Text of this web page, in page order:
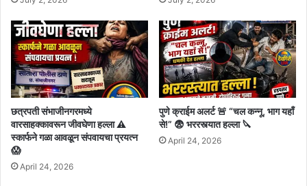
छत्रपती संभाजीनगरमध्ये
वारसाहक्कावरून जीवघेणा हल्ला ⚠️
स्कार्फने गळा आवळून संपवायचा प्रयत्न
😱
April 24, 2026
पुणे क्राईम अलर्ट 🚨 “चल कन्नू, भाग यहाँ
से!” 😨 भररस्त्यात हल्ला 🔪
April 24, 2026